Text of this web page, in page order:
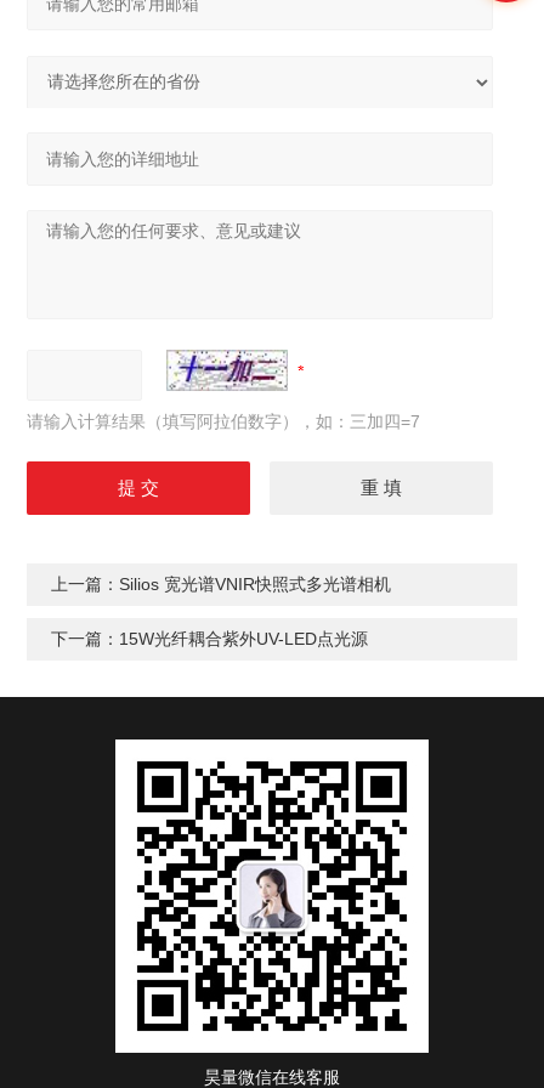
请输入计算结果（填写阿拉伯数字），如：三加四=7
上一篇： Silios 宽光谱VNIR快照式多光谱相机
下一篇： 15W光纤耦合紫外UV-LED点光源
昊量微信在线客服